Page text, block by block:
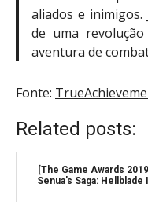
aliados e
de uma
aventura de
Fonte:
Related posts:
[The Game Awards
Senua's Saga: Hellblade II